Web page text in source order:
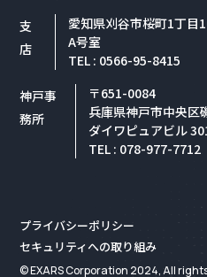
支
店
愛知県刈谷市桜町1丁
A号室
TEL : 0566-95-8415
神戸事
務所
〒651-0084
兵庫県神戸市中央
ダイワピュアビル
TEL : 078-977-7712
プライバシーポリシー
セキュリティへの取り組み
© EXARS Corporation 2024, All